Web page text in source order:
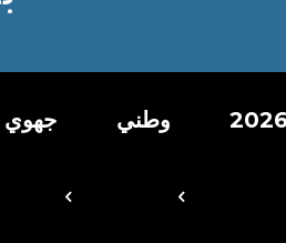
وطني جهوي